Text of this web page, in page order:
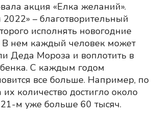
акция «Елка желаний».
– благотворительный
исполнять новогодние
В нем каждый человек может
Деда Мороза и воплотить в
С каждым годом
все больше. Например, по
их количество достигло около
м уже больше 60 тысяч.